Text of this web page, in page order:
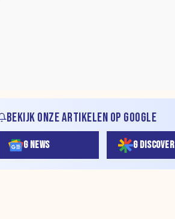
BEKIJK ONZE ARTIKELEN OP GOOGLE
G NEWS G DISCOVER